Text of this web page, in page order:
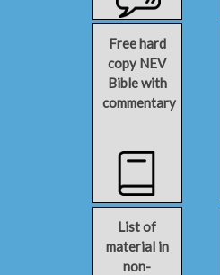
Free hard
copy NEV
Bible with
commentary
List of
material in
non-